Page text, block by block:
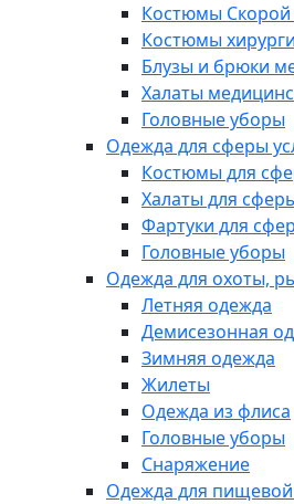
Костюмы
Костюмы
Блузы и брюки
Халаты
Головные уборы
Одежда для сферы
Костюмы для
Халаты для
Фартуки для
Головные уборы
Одежда для охоты,
Летняя одежда
Демисезонная
Зимняя одежда
Жилеты
Одежда из флиса
Головные уборы
Снаряжение
Одежда для